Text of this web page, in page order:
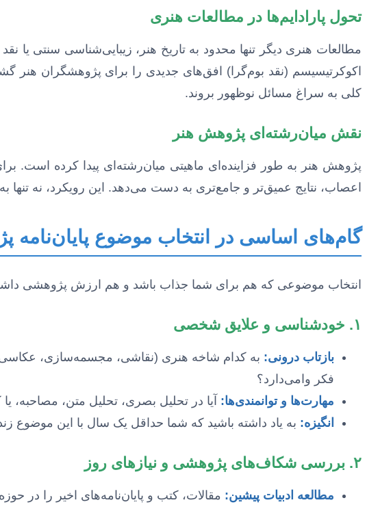
تحول پارادایم‌ها در مطالعات هنری
مطالعات هنری دیگر تنها محدود به تاریخ هنر، زیبایی‌شناسی سنتی
اکوکرتیسیسم (نقد بوم‌گرا) افق‌های جدیدی را برای پژوهشگران هنر
کلی به سراغ مسائل نوظهور بروند.
نقش میان‌رشته‌ای پژوهش هنر
پژوهش هنر به طور فزاینده‌ای ماهیتی میان‌رشته‌ای پیدا کرده است.
اعصاب، نتایج عمیق‌تر و جامع‌تری به دست می‌دهد. این رویکرد، نه تنها
گام‌های اساسی در انتخاب موضوع پایان‌نامه
انتخاب موضوعی که هم برای شما جذاب باشد و هم ارزش پژوهشی
۱. خودشناسی و علایق شخصی
بازتاب درونی: به کدام شاخه هنری (نقاشی، مجسمه‌سازی، عکاسی،
فکر وامی‌دارد؟
مهارت‌ها و توانمندی‌ها: آیا در تحلیل بصری، تحلیل متن، مصاحبه،
انگیزه: به یاد داشته باشید که شما حداقل یک سال با این موضوع
۲. بررسی شکاف‌های پژوهشی و نیازهای روز
مطالعه ادبیات پیشین: مقالات، کتب و پایان‌نامه‌های اخیر را در